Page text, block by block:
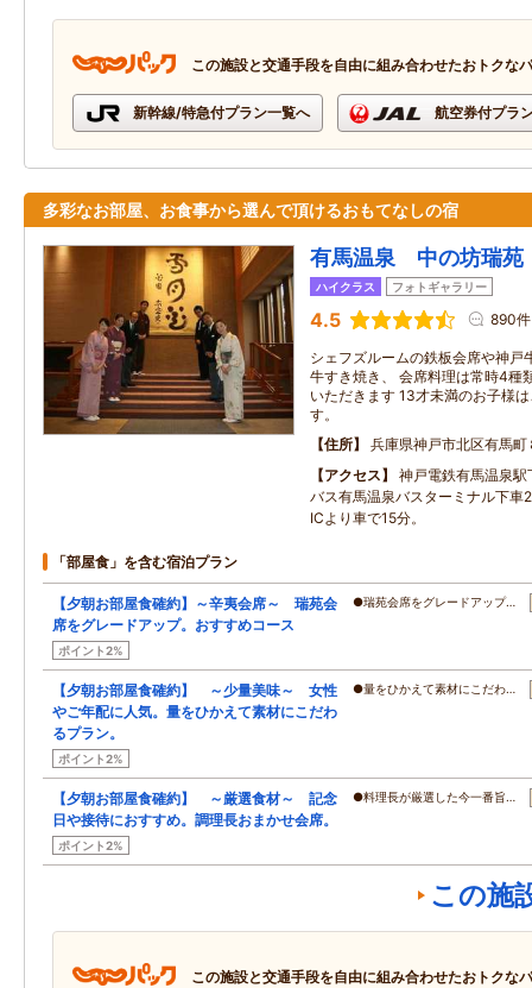
この施設と交通手段を自由に組み合わせたおトクな
新幹線/特急付プラン一覧へ 航空券付プラ
多彩なお部屋、お食事から選んで頂けるおもてなしの宿
有馬温泉 中の坊瑞苑
ハイクラス フォトギャラリー
4.5 890件
シェフズルームの鉄板会席や神戸
牛すき焼き、 会席料理は常時4種
いただきます 13才未満のお子様
す。
住所
兵庫県神戸市北区有馬町
アクセス
神戸電鉄有馬温泉
バス有馬温泉バスターミナル下車
ICより車で15分。
「部屋食」を含む宿泊プラン
【夕朝お部屋食確約】～辛夷会席～ 瑞苑会
席をグレードアップ。おすすめコース
ポイント2%
●瑞苑会席をグレードアップ…
【夕朝お部屋食確約】 ～少量美味～ 女性
やご年配に人気。量をひかえて素材にこだわ
るプラン。
ポイント2%
●量をひかえて素材にこだわ…
【夕朝お部屋食確約】 ～厳選食材～ 記念
日や接待におすすめ。調理長おまかせ会席。
ポイント2%
●料理長が厳選した今一番旨…
この施
この施設と交通手段を自由に組み合わせたおトクな